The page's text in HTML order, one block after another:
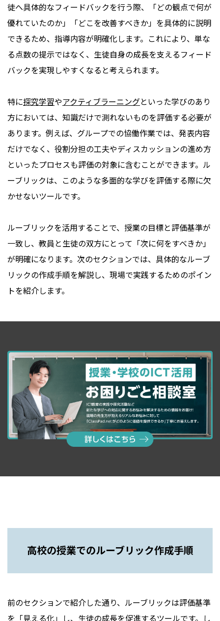
徒へ具体的なフィードバックを行う際、「どの観点で何が
優れていたのか」「どこを改善すべきか」を具体的に説明
できるため、指導内容が明確化します。これにより、単な
る点数の提示ではなく、生徒自身の成長を支えるフィード
バックを実現しやすくなると考えられます。
特に探究学習やアクティブラーニングといった学びのあり
方においては、知識だけで測れないものを評価する必要が
あります。例えば、グループでの協働作業では、発表内容
だけでなく、役割分担の工夫やディスカッションの進め方
といったプロセスも評価の対象に含むことができます。ル
ーブリックは、このような多面的な学びを評価する際に欠
かせないツールです。
ルーブリックを活用することで、授業の目標と評価基準が
一致し、教員と生徒の双方にとって「次に何をすべきか」
が明確になります。次のセクションでは、具体的なルーブ
リックの作成手順を解説し、現場で実践するためのポイン
トを紹介します。
高校の授業でのルーブリック作成手順
前のセクションで紹介した通り、ルーブリックは評価基準
を「見える化」し、生徒の成長を促進するツールです。し